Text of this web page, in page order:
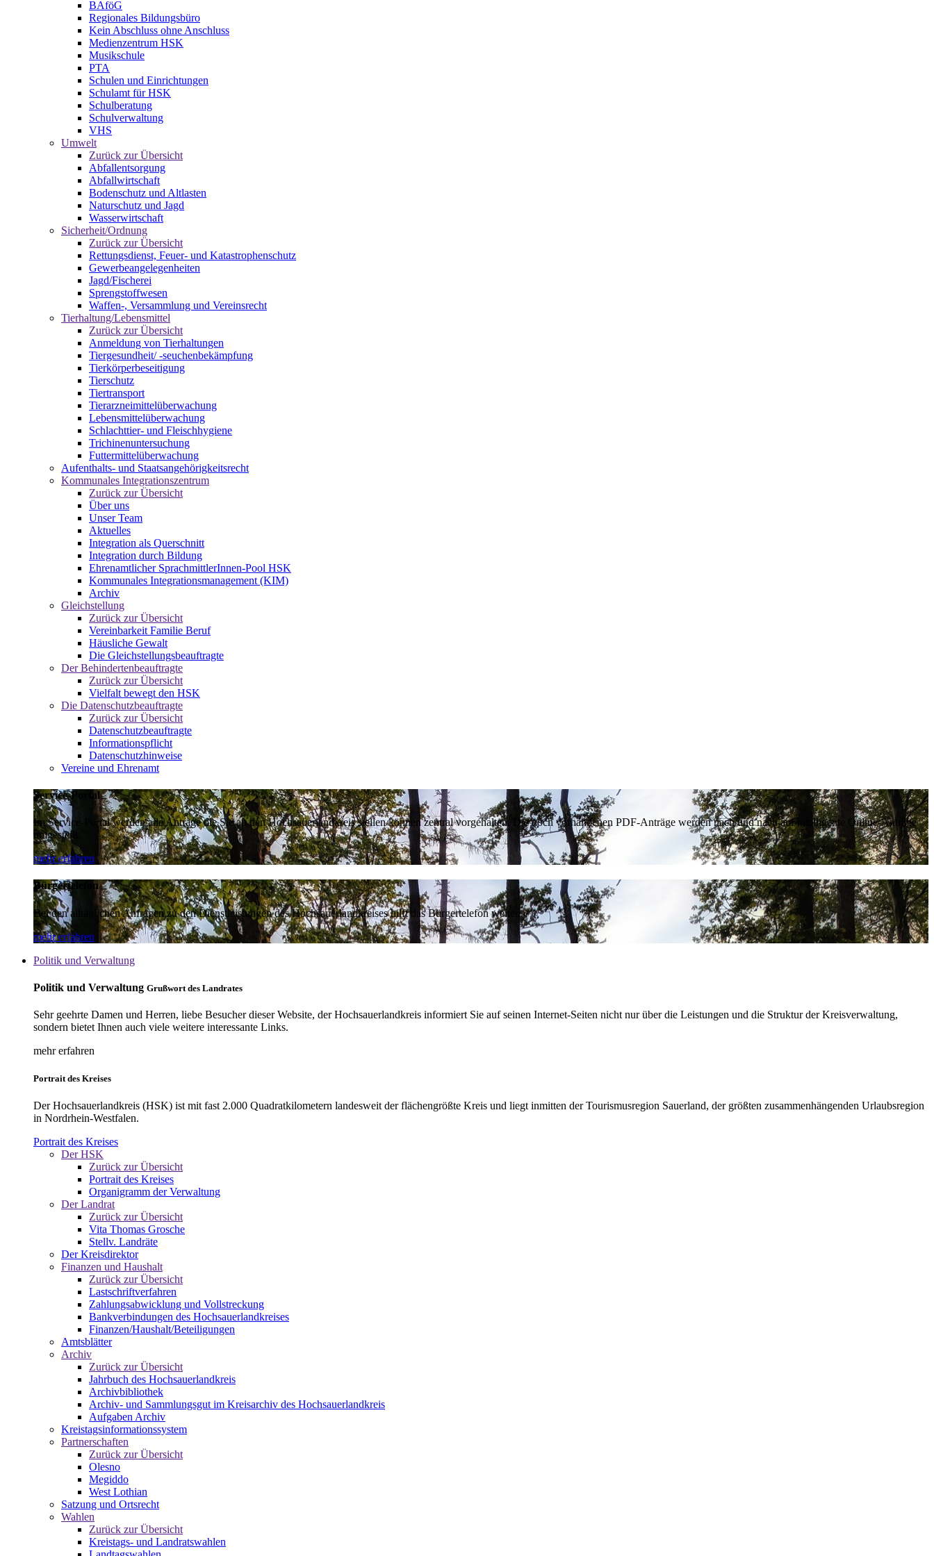
BAföG
Regionales Bildungsbüro
Kein Abschluss ohne Anschluss
Medienzentrum HSK
Musikschule
PTA
Schulen und Einrichtungen
Schulamt für HSK
Schulberatung
Schulverwaltung
VHS
Umwelt
Zurück zur Übersicht
Abfallentsorgung
Abfallwirtschaft
Bodenschutz und Altlasten
Naturschutz und Jagd
Wasserwirtschaft
Sicherheit/Ordnung
Zurück zur Übersicht
Rettungsdienst, Feuer- und Katastrophenschutz
Gewerbeangelegenheiten
Jagd/Fischerei
Sprengstoffwesen
Waffen-, Versammlung und Vereinsrecht
Tierhaltung/Lebensmittel
Zurück zur Übersicht
Anmeldung von Tierhaltungen
Tiergesundheit/ -seuchenbekämpfung
Tierkörperbeseitigung
Tierschutz
Tiertransport
Tierarzneimittelüberwachung
Lebensmittelüberwachung
Schlachttier- und Fleischhygiene
Trichinenuntersuchung
Futtermittelüberwachung
Aufenthalts- und Staatsangehörigkeitsrecht
Kommunales Integrationszentrum
Zurück zur Übersicht
Über uns
Unser Team
Aktuelles
Integration als Querschnitt
Integration durch Bildung
Ehrenamtlicher SprachmittlerInnen-Pool HSK
Kommunales Integrationsmanagement (KIM)
Archiv
Gleichstellung
Zurück zur Übersicht
Vereinbarkeit Familie Beruf
Häusliche Gewalt
Die Gleichstellungsbeauftragte
Der Behindertenbeauftragte
Zurück zur Übersicht
Vielfalt bewegt den HSK
Die Datenschutzbeauftragte
Zurück zur Übersicht
Datenschutzbeauftragte
Informationspflicht
Datenschutzhinweise
Vereine und Ehrenamt
Service-Portal
Im Service-Portal werden alle Anträge die Sie an den Hochsauerlandkreis stellen können zentral vorgehalten. Die noch vorhandenen PDF-Anträge werden nach und nach auf intelligente Online-Anträge
umgestellt.
mehr erfahren
Bürgertelefon
Bei den alltäglichen Anfragen zu den Dienstleistungen des Hochsauerlandkreises hilft das Bürgertelefon weiter.
mehr erfahren
Politik und Verwaltung
Politik und Verwaltung Grußwort des Landrates
Sehr geehrte Damen und Herren, liebe Besucher dieser Website, der Hochsauerlandkreis informiert Sie auf seinen Internet-Seiten nicht nur über die Leistungen und die Struktur der Kreisverwaltung,
sondern bietet Ihnen auch viele weitere interessante Links.
mehr erfahren
Portrait des Kreises
Der Hochsauerlandkreis (HSK) ist mit fast 2.000 Quadratkilometern landesweit der flächengrößte Kreis und liegt inmitten der Tourismusregion Sauerland, der größten zusammenhängenden Urlaubsregion
in Nordrhein-Westfalen.
Portrait des Kreises
Der HSK
Zurück zur Übersicht
Portrait des Kreises
Organigramm der Verwaltung
Der Landrat
Zurück zur Übersicht
Vita Thomas Grosche
Stellv. Landräte
Der Kreisdirektor
Finanzen und Haushalt
Zurück zur Übersicht
Lastschriftverfahren
Zahlungsabwicklung und Vollstreckung
Bankverbindungen des Hochsauerlandkreises
Finanzen/Haushalt/Beteiligungen
Amtsblätter
Archiv
Zurück zur Übersicht
Jahrbuch des Hochsauerlandkreis
Archivbibliothek
Archiv- und Sammlungsgut im Kreisarchiv des Hochsauerlandkreis
Aufgaben Archiv
Kreistagsinformationssystem
Partnerschaften
Zurück zur Übersicht
Olesno
Megiddo
West Lothian
Satzung und Ortsrecht
Wahlen
Zurück zur Übersicht
Kreistags- und Landratswahlen